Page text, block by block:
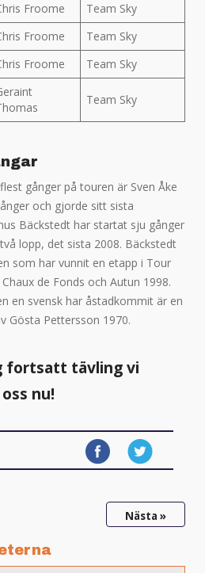
Froome
Team Sky
Froome
Team Sky
Froome Team Sky
Team Sky
gånger på touren är Sven Åke
och gjorde sitt sista
Bäckstedt har startat sju gånger
lopp, det sista 2008. Bäckstedt
som har vunnit en etapp i Tour
de Fonds och Autun 1998.
en svensk har åstadkommit är en
Gösta Pettersson 1970.
fortsatt tävling vi
nu!
Nästa »